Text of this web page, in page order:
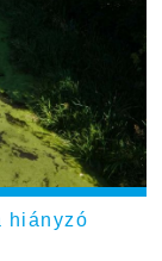
hiányzó